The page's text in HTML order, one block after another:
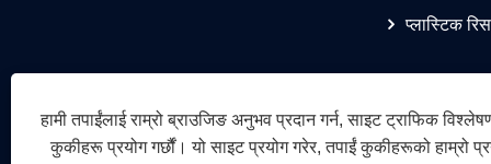
प्लास्टिक
हामी तपाईंलाई राम्रो ब्राउजिङ अनुभव प्रदान गर्न, साइट ट्राफिक
कुकीहरू प्रयोग गर्छौं। यो साइट प्रयोग गरेर, तपाईं कुकीहरूको हाम्रो